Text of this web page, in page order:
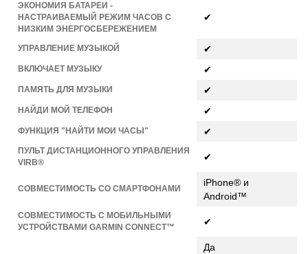
ЭКОНОМИЯ БАТАРЕИ -
НАСТРАИВАЕМЫЙ РЕЖИМ ЧАСОВ С
НИЗКИМ ЭНЕРГОСБЕРЕЖЕНИЕМ
✔
УПРАВЛЕНИЕ МУЗЫКОЙ ✔
ВКЛЮЧАЕТ МУЗЫКУ ✔
ПАМЯТЬ ДЛЯ МУЗЫКИ ✔
НАЙДИ МОЙ ТЕЛЕФОН ✔
ФУНКЦИЯ "НАЙТИ МОИ ЧАСЫ" ✔
ПУЛЬТ ДИСТАНЦИОННОГО УПРАВЛЕНИЯ
VIRB®
✔
СОВМЕСТИМОСТЬ СО СМАРТФОНАМИ
iPhone® и
Android™
СОВМЕСТИМОСТЬ С МОБИЛЬНЫМИ
УСТРОЙСТВАМИ GARMIN CONNECT™
✔
Да